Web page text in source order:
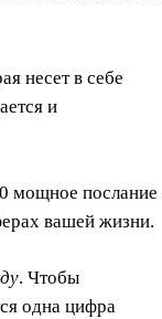
несет в себе
и
мощное послание
вашей жизни.
. Чтобы
одна цифра